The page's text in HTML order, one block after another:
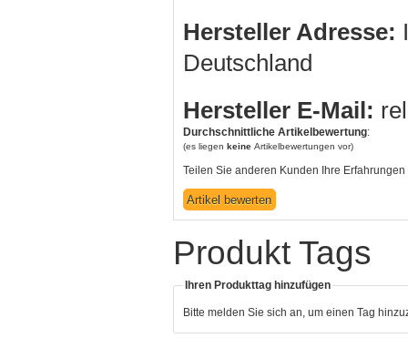
Hersteller Adresse:
Deutschland
Hersteller E-Mail:
Durchschnittliche Artikelbewertung:
(es liegen keine Artikelbewertungen vor)
Teilen Sie anderen Kunden Ihre Erfahrungen
Produkt Tags
Ihren Produkttag hinzufügen
Bitte melden Sie sich an, um einen Tag